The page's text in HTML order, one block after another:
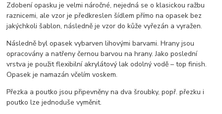
Zdobení opasku je velmi náročné, nejedná se o klasickou ražbu
raznicemi, ale vzor je předkreslen šídlem přímo na opasek bez
jakýchkoli šablon, následně je vzor do kůže vyřezán a vyražen.
Následně byl opasek vybarven lihovými barvami. Hrany jsou
opracovány a natřeny černou barvou na hrany. Jako poslední
vrstva je použit flexibilní akrylátový lak odolný vodě – top finish.
Opasek je namazán včelím voskem.
Přezka a poutko jsou připevněny na dva šroubky, popř. přezku i
poutko lze jednoduše vyměnit.